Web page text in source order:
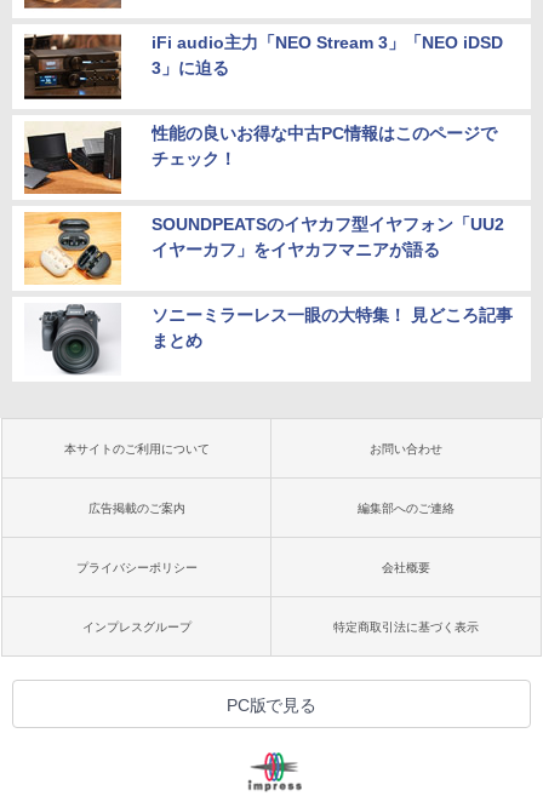
iFi audio主力「NEO Stream 3」「NEO iDSD
3」に迫る
性能の良いお得な中古PC情報はこのページで
チェック！
SOUNDPEATSのイヤカフ型イヤフォン「UU2
イヤーカフ」をイヤカフマニアが語る
ソニーミラーレス一眼の大特集！ 見どころ記事
まとめ
本サイトのご利用について お問い合わせ
広告掲載のご案内 編集部へのご連絡
プライバシーポリシー 会社概要
インプレスグループ 特定商取引法に基づく表示
PC版で見る